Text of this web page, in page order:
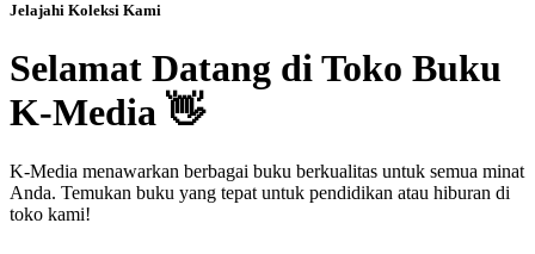
Jelajahi Koleksi Kami
Selamat Datang di Toko Buku
K-Media 👋
K-Media menawarkan berbagai buku berkualitas untuk semua minat
Anda. Temukan buku yang tepat untuk pendidikan atau hiburan di
toko kami!